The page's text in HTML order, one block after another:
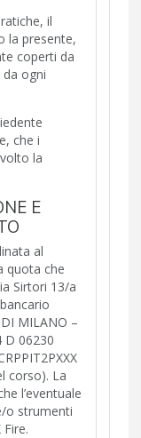
il
la presente,
coperti da
da ogni
che i
la
E
al
quota che
Sirtori 13/a
MILANO –
D 06230
corso). La
l’eventuale
o strumenti